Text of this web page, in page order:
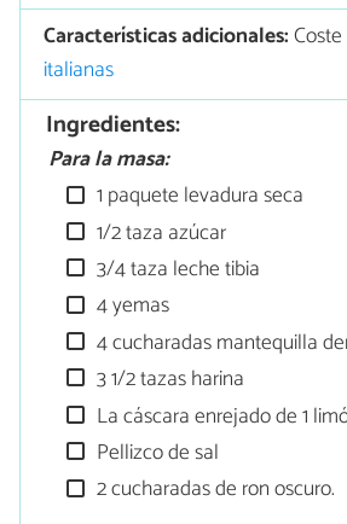
Características adicionales:
italianas
Ingredientes:
Para la masa:
1 paquete levadura seca
1/2 taza azúcar
3/4 taza leche tibia
4 yemas
4 cucharadas mantequilla
3 1/2 tazas harina
La cáscara enrejado de 1
Pellizco de sal
2 cucharadas de ron oscuro.